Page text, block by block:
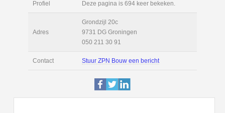
ZPN BOUW
ZPN Bouw
Grondzijl 20c